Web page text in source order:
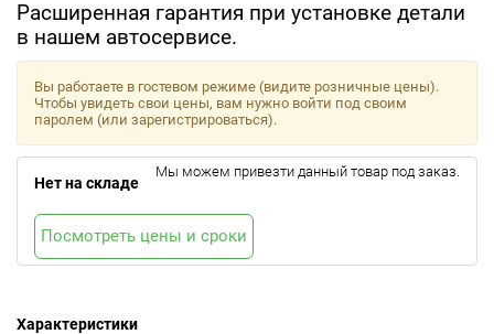
Расширенная гарантия при установке детали
в нашем автосервисе.
Характеристики
Вы работаете в гостевом режиме (видите розничные цены).
Чтобы увидеть свои цены, вам нужно войти под своим
паролем (или зарегистрироваться).
Нет на складе
Мы можем привезти данный товар под заказ.
Посмотреть цены и сроки